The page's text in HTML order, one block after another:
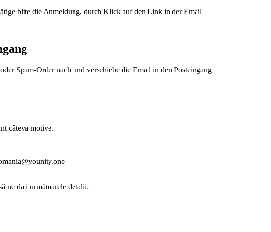
bitte die Anmeldung, durch Klick auf den Link in der Email
Spam-Order nach und verschiebe die Email in den Posteingang
câteva motive.
ne dați următoarele detalii: